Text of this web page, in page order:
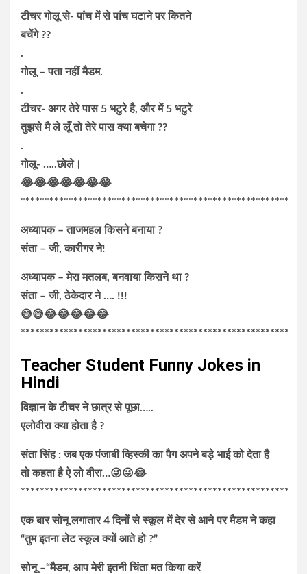
टीचर गोलू से- पांच में से पांच घटाने पर कितने
बचेंगे ??
.
गोलू – पता नहीं मैडम.
.
टीचर- अगर तेरे पास 5 भटुरे है, और में 5 भटुरे
तुझसे मै ले लूँ तो तेरे पास क्या बचेगा ??
.
गोलू- …..छोले।
😂😂😂😂😂😂😂
********************************************************
अध्यापक – ताजमहल किसने बनाया ?
संता – जी, कारीगर ने!
अध्यापक – मेरा मतलब, बनवाया किसने था ?
संता – जी, ठेकेदार ने …. !!!
😅😅😂😂😂😂😂
********************************************************
Teacher Student Funny Jokes in
Hindi
विज्ञान के टीचर ने छात्र से पूछा…..
एलोवीरा क्या होता है ?
संता सिंह : जब एक पंजाबी व्हिस्की का पैग अपने बड़े भाई को देता है
तो कहता है ऐ लो वीरा…😜😜😂
********************************************************
एक बार सोनू लगातार 4 दिनों से स्कूल में देर से आने पर मैडम ने कहा
“तुम इतना लेट स्कूल क्यों आते हो ?”
सोनू –“मैडम, आप मेरी इतनी चिंता मत किया करें